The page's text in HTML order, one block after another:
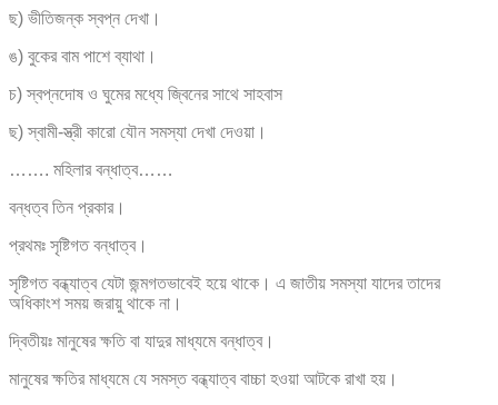
ছ) ভীতিজন্ক স্বপ্ন দেখা।
ঙ) বুকের বাম পাশে ব্যাথা।
চ) স্বপ্নদোষ ও ঘুমের মধ্যে জ্বিনের সাথে সাহবাস
ছ) স্বামী-স্ত্রী কারো যৌন সমস্যা দেখা দেওয়া।
……. মহিলার বন্ধাত্ব……
বন্ধত্ব তিন প্রকার।
প্রথমঃ সৃষ্টিগত বন্ধাত্ব।
সৃষ্টিগত বন্ধ্যাত্ব যেটা জন্মগতভাবেই হয়ে থাকে। এ জাতীয় সমস্যা যাদের তাদের
অধিকাংশ সময় জরায়ু থাকে না।
দ্বিতীয়ঃ মানুষের ক্ষতি বা যাদুর মাধ্যমে বন্ধাত্ব।
মানুষের ক্ষতির মাধ্যমে যে সমস্ত বন্ধ্যাত্ব বাচ্চা হওয়া আটকে রাখা হয়।